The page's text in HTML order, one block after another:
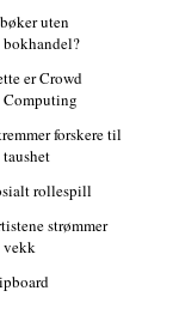
uten
bokhandel?
er Crowd
Computing
forskere til
taushet
rollespill
strømmer
vekk